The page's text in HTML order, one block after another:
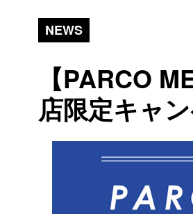
NEWS
【PARCO
店限定キャ